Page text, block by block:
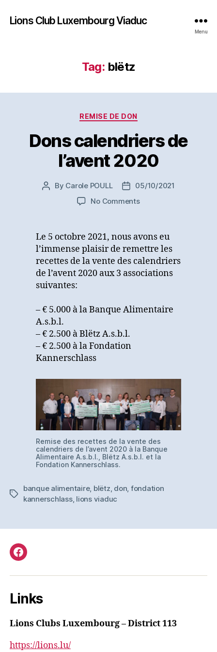
Lions Club Luxembourg Viaduc
Menu
Tag: blëtz
Categories
REMISE DE DON
Dons calendriers de
l’avent 2020
Post
By Carole POULL
Post05/10/2021
No Commentson
l’avent
2020
Le 5 octobre 2021, nous avons eu
l’immense plaisir de remettre les
recettes de la vente des calendriers
de l’avent 2020 aux 3 associations
suivantes:
– € 5.000 à la Banque Alimentaire
A.s.b.l.
– € 2.500 à Blëtz A.s.b.l.
– € 2.500 à la Fondation
Kannerschlass
Remise des recettes de la vente des
calendriers de l’avent 2020 à la Banque
Alimentaire A.s.b.l., Blëtz A.s.b.l. et la
Fondation Kannerschlass.
Tags
banque alimentaire, blëtz don fondation
kannerschlass, lions viaduc
Facebook
Links
Lions Clubs Luxembourg – District 113
https://lions.lu/